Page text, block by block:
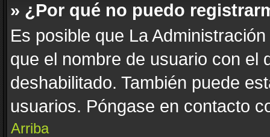
» ¿Por qué no puedo
Es posible que La
que el nombre de usuario con el
deshabilitado. También puede
usuarios. Póngase en contacto
Arriba